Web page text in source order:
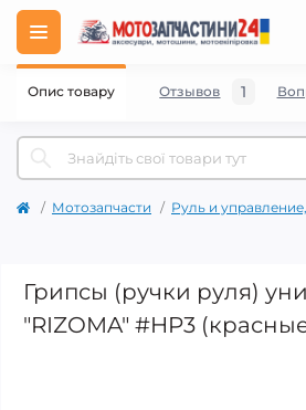
Мотозапчасти Руль и
Грипсы (ручки руля)
"RIZOMA" #HP3
Опис товару Отзывов 1